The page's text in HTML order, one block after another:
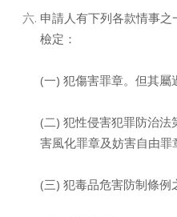
申請人有下列各款情事
檢定：
(一) 犯傷害罪章。但其屬
(二) 犯性侵害犯罪防治
害風化罪章及妨害自由罪
(三) 犯毒品危害防制條例